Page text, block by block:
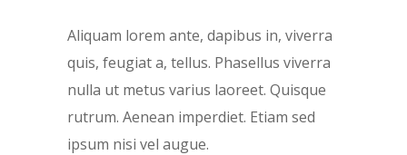
Aliquam lorem ante, dapibus in, viverra
quis, feugiat a, tellus. Phasellus viverra
nulla ut metus varius laoreet. Quisque
rutrum. Aenean imperdiet. Etiam sed
ipsum nisi vel augue.